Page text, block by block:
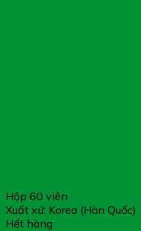
Hộp 60 viên
Xuất xứ: Korea (Hàn Quốc)
Hết hàng